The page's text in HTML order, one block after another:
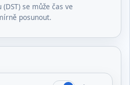
se může čas ve
posunout.